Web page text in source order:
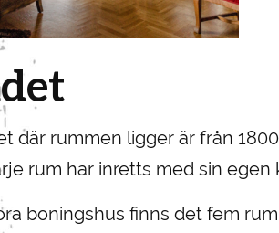
där rummen ligger är från
rum har inretts med sin
boningshus finns det fem